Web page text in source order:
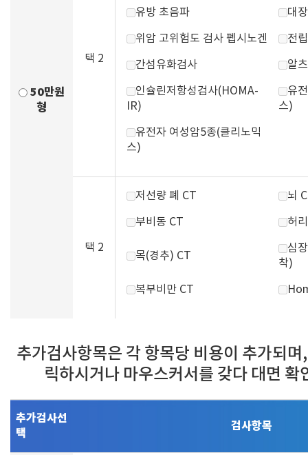
50만원
형
택 2
유방 초음파 대
위암 고위험도 검사 펩시노겐 전
간섬유화검사 알
인슐린저항성검사(HOMA-
IR)
유
스)
유전자 여성암5종(클리노믹
스)
택 2
저선량 폐 CT 뇌
부비동 CT 허
목(경추) CT
심
착)
복부비만 CT
추가검사항목은 각 항목당 비용이 추가되
릭하시거나 마우스커서를 갖다 대면 확
추가검사선
택
검사항목